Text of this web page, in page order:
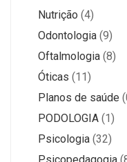
Nutrição (4)
Odontologia (9)
Oftalmologia (8)
Óticas (11)
Planos de saúde
PODOLOGIA (1)
Psicologia (32)